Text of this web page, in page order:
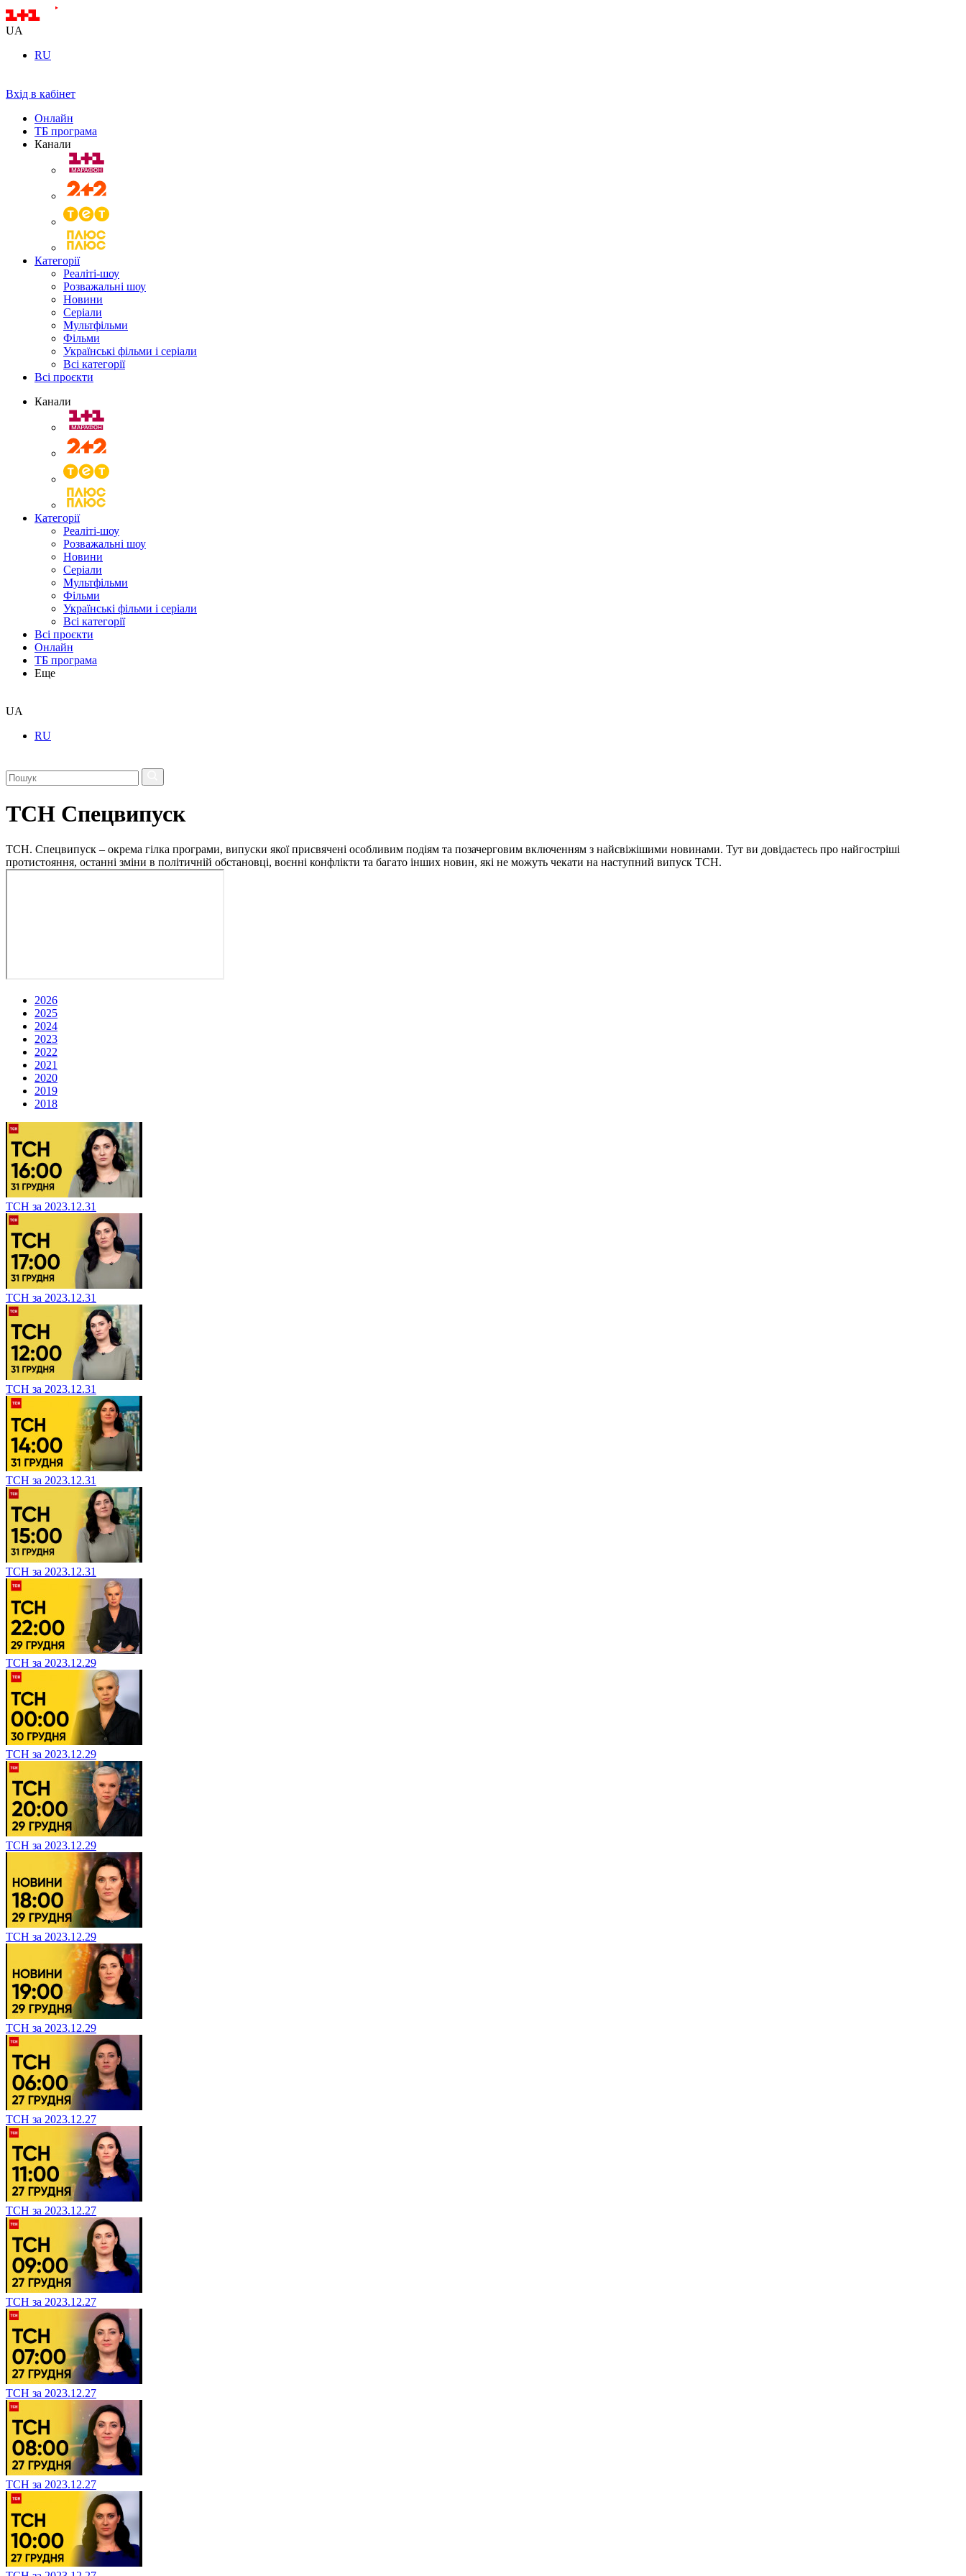
UA
RU
Вхід в кабінет
Онлайн
ТБ програма
Канали
Категорії
Реаліті-шоу
Розважальні шоу
Новини
Серіали
Мультфільми
Фільми
Українські фільми і серіали
Всі категорії
Всі проєкти
Канали
Категорії
Реаліті-шоу
Розважальні шоу
Новини
Серіали
Мультфільми
Фільми
Українські фільми і серіали
Всі категорії
Всі проєкти
Онлайн
ТБ програма
Еще
UA
RU
ТСН Спецвипуск
ТСН. Спецвипуск – окрема гілка програми, випуски якої присвячені особливим подіям та позачерговим включенням з найсвіжішими новинами. Тут ви довідаєтесь про найгостріші
протистояння, останні зміни в політичній обстановці, воєнні конфлікти та багато інших новин, які не можуть чекати на наступний випуск ТСН.
2026
2025
2024
2023
2022
2021
2020
2019
2018
ТСН за 2023.12.31
ТСН за 2023.12.31
ТСН за 2023.12.31
ТСН за 2023.12.31
ТСН за 2023.12.31
ТСН за 2023.12.29
ТСН за 2023.12.29
ТСН за 2023.12.29
ТСН за 2023.12.29
ТСН за 2023.12.29
ТСН за 2023.12.27
ТСН за 2023.12.27
ТСН за 2023.12.27
ТСН за 2023.12.27
ТСН за 2023.12.27